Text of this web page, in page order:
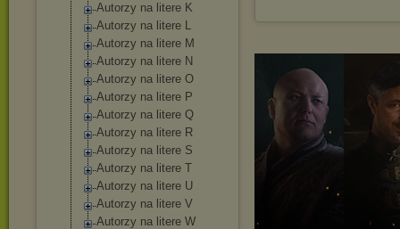
Autorzy na litere K
Autorzy na litere L
Autorzy na litere M
Autorzy na litere N
Autorzy na litere O
Autorzy na litere P
Autorzy na litere Q
Autorzy na litere R
Autorzy na litere S
Autorzy na litere T
Autorzy na litere U
Autorzy na litere V
Autorzy na litere W